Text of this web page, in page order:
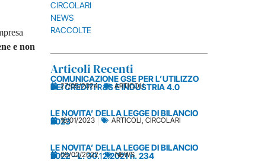
e non
CIRCOLARI
NEWS
RACCOLTE
Articoli Recenti
COMUNICAZIONE GSE PER L’UTILIZZO
DEI CREDITI R&S E INDUSTRIA 4.0
27/05/2024 ARTICOLI
LE NOVITA’ DELLA LEGGE DI BILANCIO
202316/01/2023 ARTICOLI, CIRCOLARI
LE NOVITA’ DELLA LEGGE DI BILANCIO
2022 – L. 30.12.2021 n. 234
09/02/2022 NEWS